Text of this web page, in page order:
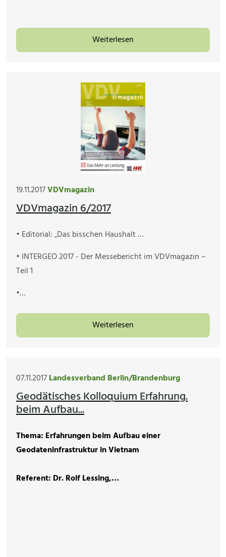
Weiterlesen
19.11.2017VDVmagazin
VDVmagazin 6/2017
• Editorial: „Das bisschen Haushalt …
• INTERGEO 2017 - Der Messebericht im VDVmagazin –
Teil 1
•…
Weiterlesen
07.11.2017Landesverband Berlin/Brandenburg
Geodätisches Kolloquium Erfahrung.
beim Aufbau...
Thema: Erfahrungen beim Aufbau einer
Geodateninfrastruktur in Vietnam
Referent: Dr. Rolf Lessing,…